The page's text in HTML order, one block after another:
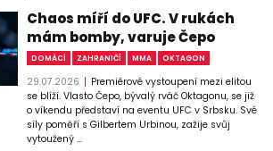
Chaos míří do UFC. V rukách
mám bomby, varuje Čepo
DOMÁCÍ ZAHRANIČÍ MMA OKTAGON
29.07.2026
Premiérové vystoupení mezi elitou
se blíží. Vlasto Čepo, bývalý rváč Oktagonu, se již
o víkendu představí na eventu UFC v Srbsku. Své
síly poměří s Gilbertem Urbinou, zažije svůj
vytoužený ...